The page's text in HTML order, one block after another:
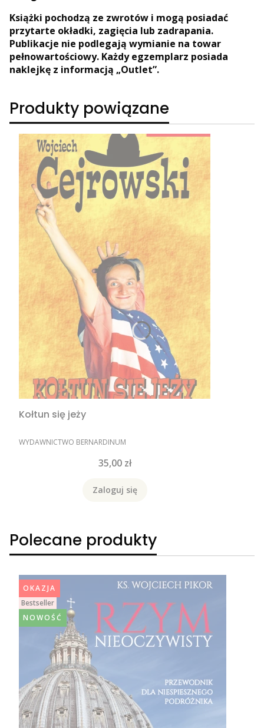
Książki pochodzą ze zwrotów i mogą posiadać
przytarte okładki, zagięcia lub zadrapania.
Publikacje nie podlegają wymianie na towar
pełnowartościowy. Każdy egzemplarz posiada
naklejkę z informacją „Outlet”.
Produkty powiązane
Kołtun się jeży
PRODUCENT
WYDAWNICTWO BERNARDINUM
Cena
35,00 zł
Zaloguj się
Polecane produkty
OKAZJA
Bestseller
NOWOŚĆ